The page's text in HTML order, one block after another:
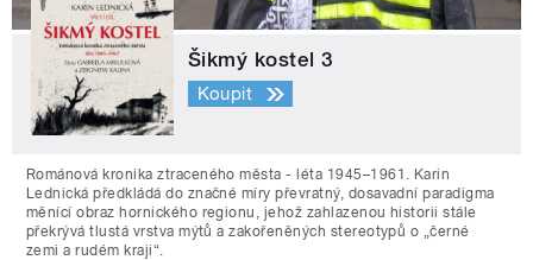
Šikmý kostel 3
Koupit
Románová kronika ztraceného města - léta 1945–1961. Karin
Lednická předkládá do značné míry převratný, dosavadní paradigma
měnící obraz hornického regionu, jehož zahlazenou historii stále
překrývá tlustá vrstva mýtů a zakořeněných stereotypů o „černé
zemi a rudém kraji“.